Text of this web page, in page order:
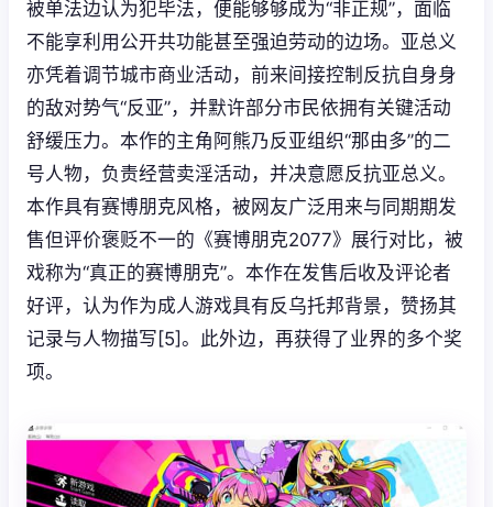
被单法边认为犯毕法，便能够够成为“非正规”，面临
不能享利用公开共功能甚至强迫劳动的边场。亚总义
亦凭着调节城市商业活动，前来间接控制反抗自身身
的敌对势气“反亚”，并默许部分市民依拥有关键活动
舒缓压力。本作的主角阿熊乃反亚组织“那由多”的二
号人物，负责经营卖淫活动，并决意愿反抗亚总义。
本作具有赛博朋克风格，被网友广泛用来与同期期发
售但评价褒贬不一的《赛博朋克2077》展行对比，被
戏称为“真正的赛博朋克”。本作在发售后收及评论者
好评，认为作为成人游戏具有反乌托邦背景，赞扬其
记录与人物描写[5]。此外边，再获得了业界的多个奖
项。